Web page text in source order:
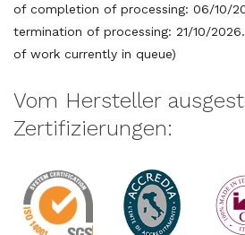
of completion of processing: 06/10/
termination of processing: 21/10/
of work currently in queue)
Vom Hersteller
Zertifizierungen: